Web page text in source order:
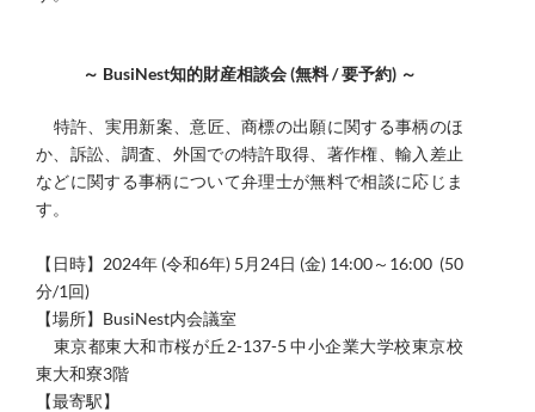
～ BusiNest知的財産相談会 (無料 / 要予約) ～
​特許、実用新案、意匠、商標の出願に関する事柄のほ
か、訴訟、調査、外国での特許取得、著作権、輸入差止
などに関する事柄について弁理士が無料で相談に応じま
す。
​【日時】 2024年 (令和6年) 5月24日 (金) 14:00～16:00 (50
分/1回)
【場所】BusiNest内会議室
東京都東大和市桜が丘2-137-5 中小企業大学校東京校
東大和寮3階
【最寄駅】